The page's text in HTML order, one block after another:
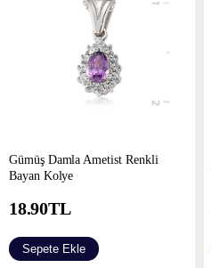
Gümüş Damla Ametist Renkli
Bayan Kolye
18.90TL
Sepete Ekle